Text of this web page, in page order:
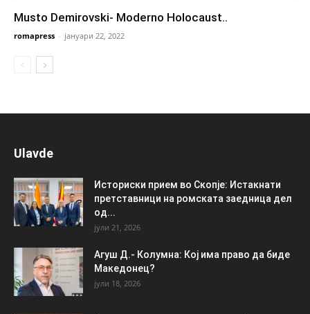
Musto Demirovski- Moderno Holocaust..
romapress - јануари 22, 2022
Ulavde
Историски прием во Скопје: Истакнати
претставници на ромската заедница дел
од...
јули 21, 2026
Агуш Д.- Колумна: Кој има право да биде
Македонец?
јули 18, 2026